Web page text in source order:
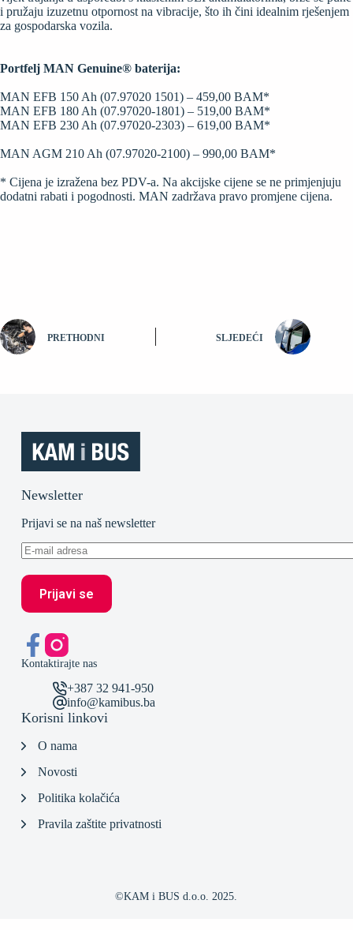
i pružaju izuzetnu otpornost na vibracije, što ih čini idealnim rješenjem
za gospodarska vozila.
Portfelj MAN Genuine® baterija:
MAN EFB 150 Ah (07.97020 1501) – 459,00 BAM*
MAN EFB 180 Ah (07.97020-1801) – 519,00 BAM*
MAN EFB 230 Ah (07.97020-2303) – 619,00 BAM*
MAN AGM 210 Ah (07.97020-2100) – 990,00 BAM*
* Cijena je izražena bez PDV-a. Na akcijske cijene se ne primjenjuju
dodatni rabati i pogodnosti. MAN zadržava pravo promjene cijena.
PRETHODNI SLJEDEĆI
Kontaktirajte nas
+387 32 941-950
info@kamibus.ba
Korisni linkovi
O nama
Novosti
Politika kolačića
Pravila zaštite privatnosti
Newsletter
Prijavi se na naš newsletter
©KAM i BUS d.o.o. 2025.